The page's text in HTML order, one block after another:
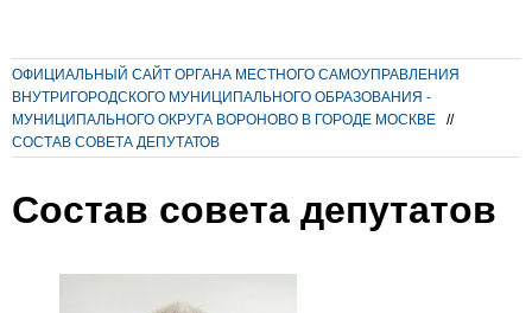
ОФИЦИАЛЬНЫЙ САЙТ ОРГАНА МЕСТНОГО САМОУПРАВЛЕНИЯ
ВНУТРИГОРОДСКОГО МУНИЦИПАЛЬНОГО ОБРАЗОВАНИЯ -
МУНИЦИПАЛЬНОГО ОКРУГА ВОРОНОВО В ГОРОДЕ МОСКВЕ
//
СОСТАВ СОВЕТА ДЕПУТАТОВ
Состав совета депутатов